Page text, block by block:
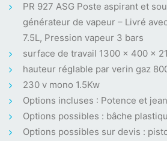
PR 927 ASG Poste aspirant et
générateur de vapeur – Livré
7.5L, Pression vapeur 3 bars
surface de travail 1300 x 400 x
hauteur réglable par verin gaz
230 v mono 1.5Kw
Options incluses : Potence et
Options possibles : bâche
Options possibles sur devis :